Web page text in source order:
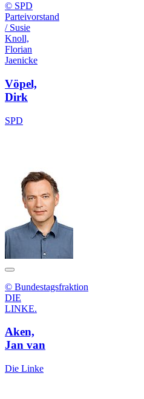
© SPD
Parteivorstand
/ Susie
Knoll,
Florian
Jaenicke
Vöpel,
Dirk
SPD
© Bundestagsfraktion
DIE
LINKE.
Aken,
Jan van
Die Linke